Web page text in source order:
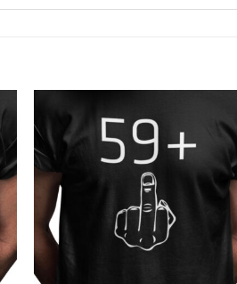
Tilføj til
ønskeliste